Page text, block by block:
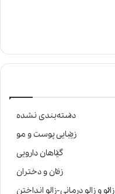
دسته‌بندی نشده
زیبایی پوست و مو
گیاهان دارویی
زنان و دختران
زالو و زالو درمانی-زالو انداختن